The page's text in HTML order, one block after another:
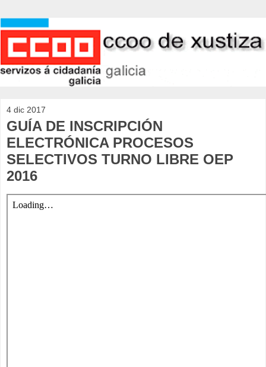
4 dic 2017
GUÍA DE INSCRIPCIÓN
ELECTRÓNICA PROCESOS
SELECTIVOS TURNO LIBRE OEP
2016